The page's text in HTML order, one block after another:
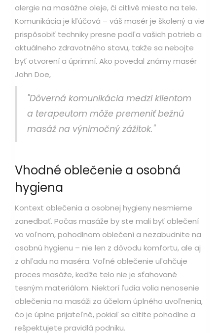
alergie na masážne oleje, či citlivé miesta na tele.
Komunikácia je kľúčová – váš masér je školený a vie
prispôsobiť techniky presne podľa vašich potrieb a
aktuálneho zdravotného stavu, takže sa nebojte
byť otvorení a úprimní. Ako povedal známy masér
John Doe,
"Dôverná komunikácia medzi klientom
a terapeutom môže premeniť bežnú
masáž na výnimočný zážitok."
Vhodné oblečenie a osobná
hygiena
Kontext oblečenia a osobnej hygieny nesmieme
zanedbať. Počas masáže by ste mali byť oblečení
vo voľnom, pohodlnom oblečení a nezabudnite na
osobnú hygienu – nie len z dôvodu komfortu, ale aj
z ohľadu na maséra. Voľné oblečenie uľahčuje
proces masáže, keďže telo nie je sťahované
tesným materiálom. Niektorí ľudia volia nenosenie
oblečenia na masáži za účelom úplného uvoľnenia,
čo je úplne prijateľné, pokiaľ sa cítite pohodlne a
rešpektujete pravidlá podniku.